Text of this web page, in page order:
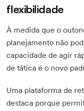
flexibilidade
À medida que o
planejamento não
capacidade de agir
de tática é o novo
Uma plataforma de
destaca porque